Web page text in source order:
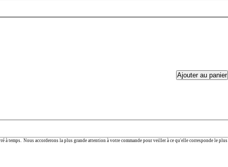
temps. Nous accorderons la plus grande attention à votre commande pour veiller à ce qu'elle corresponde le plus